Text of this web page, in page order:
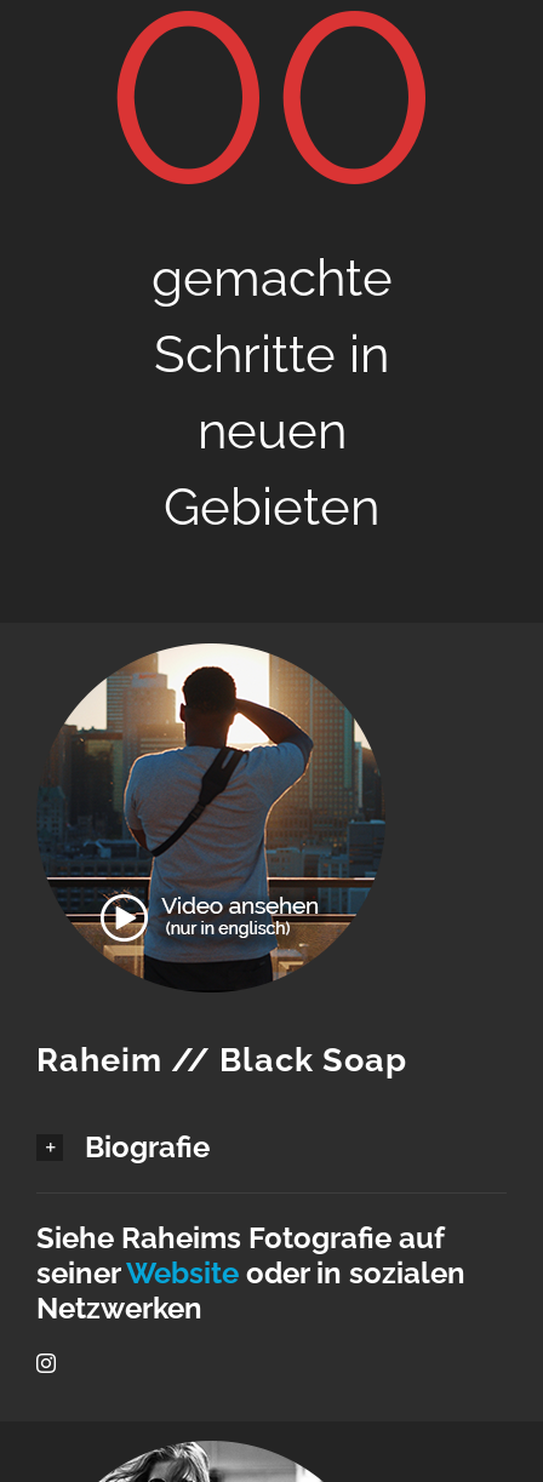
00
gemachte
Schritte in
neuen
Gebieten
Raheim // Black Soap
Biografie
Siehe Raheims Fotografie auf
seinerWebsite oder in sozialen
Netzwerken